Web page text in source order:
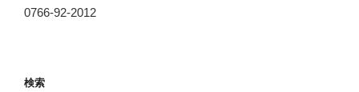
0766-92-2012
検索